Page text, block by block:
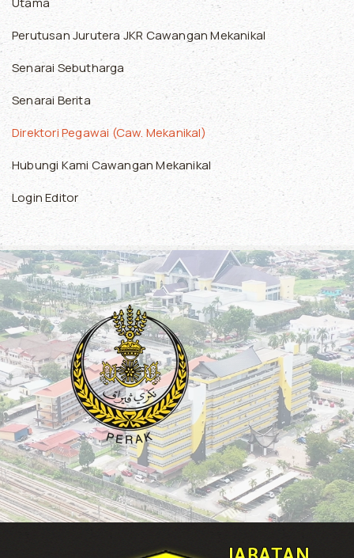
Perutusan Jurutera JKR Cawangan Mekanikal
Senarai Sebutharga
Senarai Berita
Direktori Pegawai (Caw. Mekanikal)
Hubungi Kami Cawangan Mekanikal
Login Editor